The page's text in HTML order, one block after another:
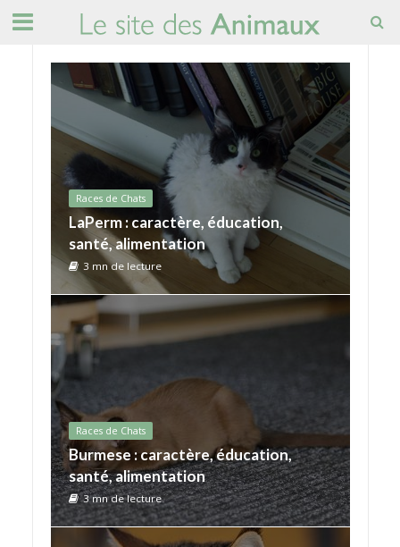
Races de Chats
LaPerm : caractère, éducation,
santé, alimentation
3 mn de lecture
Races de Chats
Burmese : caractère, éducation,
santé, alimentation
3 mn de lecture